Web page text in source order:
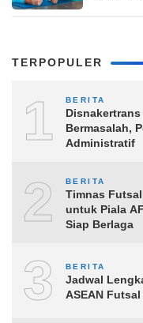
TERPOPULER
1 BERITA
Disnakertrans
Bermasalah,
Administratif
2 BERITA
Timnas
untuk Piala
Siap Berlaga
3 BERITA
Jadwal
ASEAN